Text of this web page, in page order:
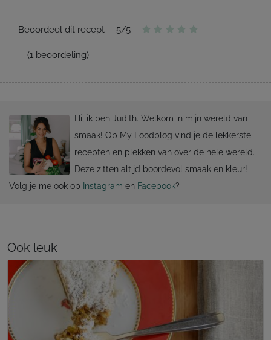
Beoordeel dit recept 5/5
(1 beoordeling)
Hi, ik ben Judith. Welkom in mijn wereld van
smaak! Op My Foodblog vind je de lekkerste
recepten en plekken van over de hele wereld.
Deze zitten altijd boordevol smaak en kleur!
Volg je me ook op Instagram en Facebook?
Ook leuk